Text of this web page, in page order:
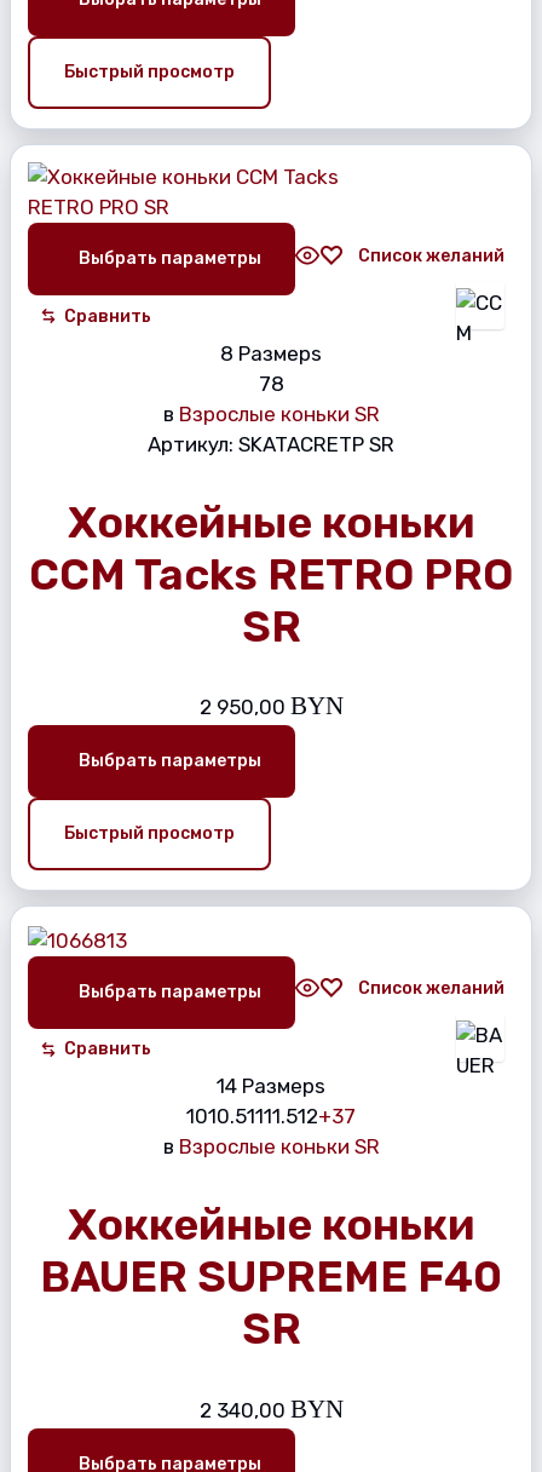
Быстрый просмотр
Выбрать параметры Список желаний
Сравнить
8 Размерs
78
в Взрослые коньки SR
Артикул: SKATACRETP SR
Хоккейные коньки
CCM Tacks RETRO PRO
SR
2 950,00 BYN
Выбрать параметры
Быстрый просмотр
Выбрать параметры Список желаний
Сравнить
14 Размерs
1010.51111.512+37
в Взрослые коньки SR
Хоккейные коньки
BAUER SUPREME F40
SR
2 340,00 BYN
Выбрать параметры